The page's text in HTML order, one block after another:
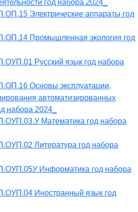
год набора 2024_
Электрические аппараты год
Промышленная экология год
Русский язык год набора
Основы эксплуатации,
автоматизированных
набора 2024_
Математика год набора
Литература год набора
Информатика год набора
Иностранный язык год